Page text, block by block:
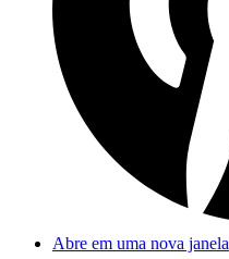
Abre em uma nova janela